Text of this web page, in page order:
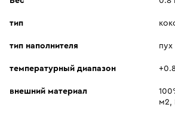
тип
тип наполнителя пух
температурный диапазон
внешний материал
м2,